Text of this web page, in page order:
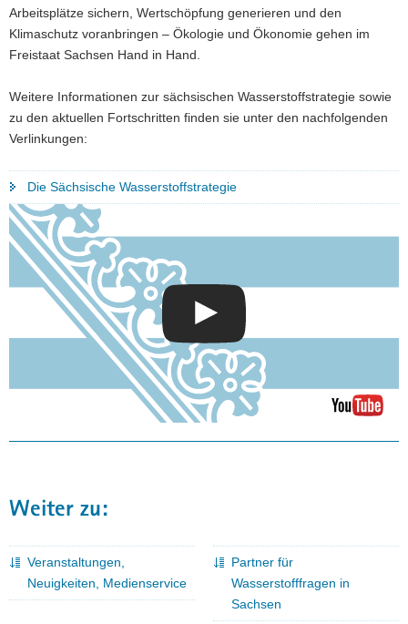
Arbeitsplätze sichern, Wertschöpfung generieren und den
Klimaschutz voranbringen – Ökologie und Ökonomie gehen im
Freistaat Sachsen Hand in Hand.
Weitere Informationen zur sächsischen Wasserstoffstrategie sowie
zu den aktuellen Fortschritten finden sie unter den nachfolgenden
Verlinkungen:
Die Sächsische Wasserstoffstrategie
Weiter zu:
Veranstaltungen,
Neuigkeiten, Medienservice
Partner für
Wasserstofffragen in
Sachsen